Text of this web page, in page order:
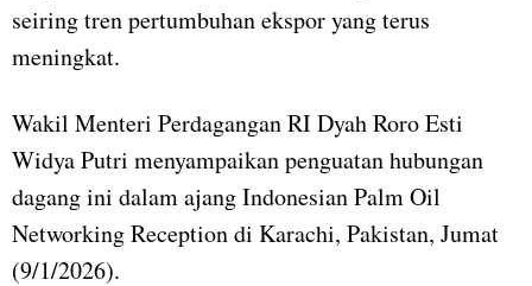
seiring tren pertumbuhan ekspor yang terus
meningkat.
Wakil Menteri Perdagangan RI Dyah Roro Esti
Widya Putri menyampaikan penguatan hubungan
dagang ini dalam ajang Indonesian Palm Oil
Networking Reception di Karachi, Pakistan, Jumat
(9/1/2026).